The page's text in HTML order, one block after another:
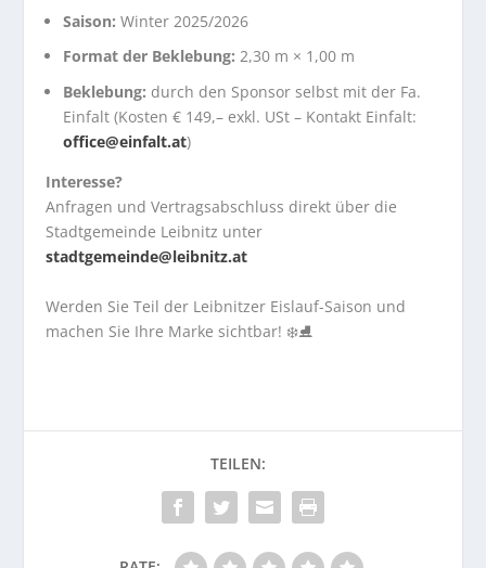
Saison: Winter 2025/2026
Format der Beklebung: 2,30 m × 1,00 m
Beklebung: durch den Sponsor selbst mit der Fa.
Einfalt (Kosten € 149,– exkl. USt – Kontakt Einfalt:
office@einfalt.at)
Interesse?
Anfragen und Vertragsabschluss direkt über die
Stadtgemeinde Leibnitz unter
stadtgemeinde@leibnitz.at
Werden Sie Teil der Leibnitzer Eislauf-Saison und
machen Sie Ihre Marke sichtbar! ❄️⛸️